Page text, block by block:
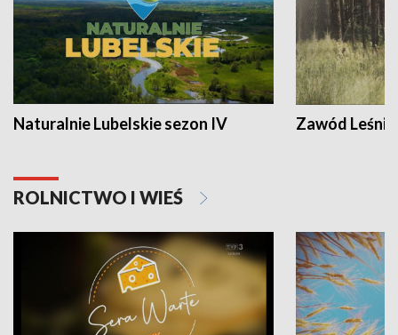
Naturalnie Lubelskie sezon IV Zawód Leśnik
ROLNICTWO I WIEŚ